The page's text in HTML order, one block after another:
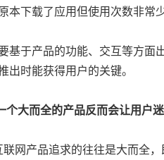
本下载了应用但使用次数非常
于产品的功能、交互等方面
出时能获得用户的关键。
个大而全的产品反而会让用户
网产品追求的往往是大而全